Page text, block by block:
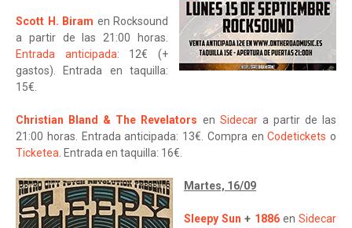
Scott H. Biram en Rocksound
a partir de las 21:00 horas.
Entrada anticipada: 12€ (+
gastos). Entrada en taquilla:
15€.
Christian Bland & The Revelators en Sidecara partir de las
21:00 horas. Entrada anticipada: 13€. Compra enCodetickets o
Ticketea. Entrada en taquilla: 16€.
Martes, 16/09
Sleepy Sun + 1886enSidecar